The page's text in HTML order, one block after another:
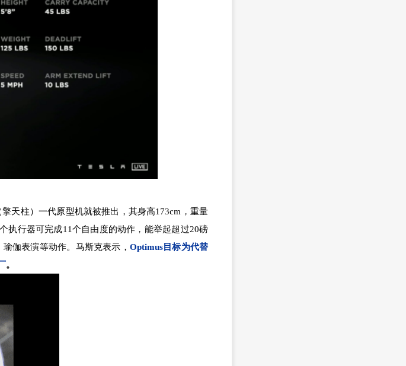
天柱）一代原型机就被推出，其身高173cm，重量
执行器可完成11个自由度的动作，能举起超过20磅
伽表演等动作。马斯克表示， Optimus目标为代替
。